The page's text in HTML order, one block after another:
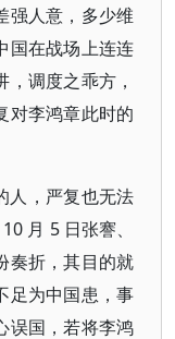
强人意，多少维
国在战场上连连
调度之乖方，
对李鸿章此时的
人，严复也无法
月 5 日张謇、
奏折，其目的就
足为中国患，事
误国，若将李鸿